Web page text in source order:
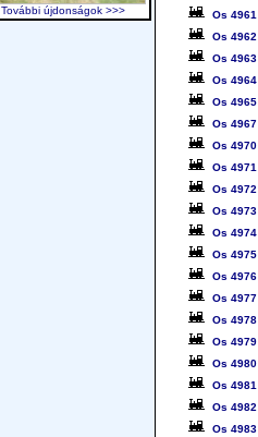
Os 4961
Os 4962
Os 4963
Os 4964
Os 4965
Os 4967
Os 4970
Os 4971
Os 4972
Os 4973
Os 4974
Os 4975
Os 4976
Os 4977
Os 4978
Os 4979
Os 4980
Os 4981
Os 4982
Os 4983
További újdonságok >>>